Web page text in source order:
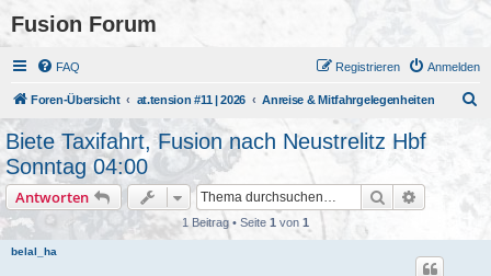
Fusion Forum
FAQ Anmelden
Registrieren
Foren-Übersicht at.tension #11 | 2026 Anreise & Mitfahrgelegenheiten
Biete Taxifahrt, Fusion nach Neustrelitz Hbf
Sonntag 04:00
Antworten Suche
1 Beitrag • Seite 1 von 1
belal_ha